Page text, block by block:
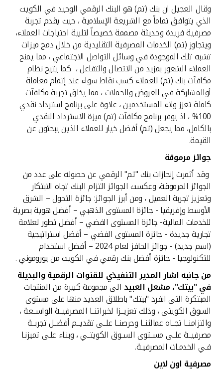
وقال العجيل ان بنك (تم) هو البنك الرقمي الوحيد في الكويت
الذي يتوافق تماماً مع الشريعة الإسلامية ، حيث يقدم تجربة
مصرفية فريدة وحديثة مصممة خصيصاً لتلبية احتياجات العملاء،
ويتجاوز (تم) الخدمات المصرفية التقليدية من خلال دمج ميزات
تشبه تلك الموجودة في وسائل التواصل الاجتماعي ، مما يمنح
العملاء الشعور بمزيد من الاتصال والتفاعل ، كما يتيح نظام
مكافآت بنك (تم) للعملاء كسب نقاط سواء عند إتمام معاملة
أوالمشاركة في العروض والحملات ، مما يخلق تجربة مكافآت
كاملة تعزز ولاء المستخدمين ، علاوة على برنامج استرداد نقدي
100% ، اذ يوفر برنامج مكافآت (تم) ميزة الاسترداد النقدي
بالكامل، مما يجعل (تم) أفضل خيار للعملاء الذين يبحثون عن
القيمة.
جوائز مرموقة
وقد أثمرت إنجازات بنك "تم" الرقمي عن حصوله على عدد من
الجوائز المرموقة، وعكست الجوائز التزام البنك تجاه الابتكار
وتعزيز تجربة العميل ، ومن أبرز الجوائز: جائزة التحول – الشرق
الأوسط وإفريقيا - جائزة المستوى الذهبي – أفضل هوية بصرية
للخدمات المالية- جائزة المستوى الفضي – أفضل تطور لعلامة
تجارية جديدة - جائزة المستوى الفضي – أفضل استراتيجية
(اسم جديد) - جوائز الحافز لعام 2024 – أفضل استخدام
للتكنولوجيا - جائزة أفضل بنك رقمي في الكويت من يوروموني .
من جانبه اشار المدير التنفيذي للقنوات الرقمية والبديلة
في "بيتك"، مشعل العبيد الى مجموعة كبيرة من المنتجات
المبتكرة التى انفرد "بيتك" باطلاق العديد منها على مستوى
السوق الكويتى ، وذلك تعزيــزا لخبراتنــا المصرفيــة الواســعة ،
والتزامنــا تجــاه عمالئنــا وحرصنــا علــى تقديــم أفضــل تجربــة
مصرفيــة علــى مســتوى الســوق الكويتــي ، وبنـاء علـى تميزنـا
فـي الخدمـات المصرفيـة.
مصرفية اون لاين